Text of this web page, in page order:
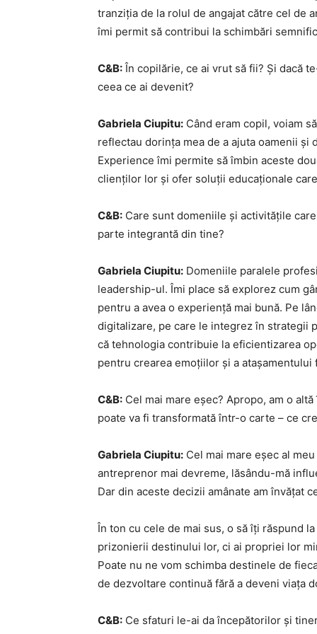
tranziția de la rolul de angajat către cel de
îmi permit să contribui la schimbări
C&B: În copilărie, ce ai vrut să fii? Și dacă
ceea ce ai devenit?
Gabriela Ciupitu: Când eram copil, voiam
reflectau dorința mea de a ajuta oamenii
Experience îmi permite să îmbin aceste
clienților lor și ofer soluții educaționale
C&B: Care sunt domeniile și activitățile
parte integrantă din tine?
Gabriela Ciupitu: Domeniile paralele
leadership-ul. Îmi place să explorez cum
pentru a avea o experiență mai bună. Pe
digitalizare, pe care le integrez în strategii
că tehnologia contribuie la eficientizarea
pentru crearea emoțiilor și a atașamentului
C&B: Cel mai mare eșec? Apropo, am o
poate va fi transformată într-o carte – ce
Gabriela Ciupitu: Cel mai mare eșec al
antreprenor mai devreme, lăsându-mă
Dar din aceste decizii amânate am învățat
În ton cu cele de mai sus, o să îți răspund
prizonierii destinului lor, ci ai propriei lor
Poate nu ne vom schimba destinele de
de dezvoltare continuă fără a deveni viața
C&B: Ce sfaturi le-ai da începătorilor și